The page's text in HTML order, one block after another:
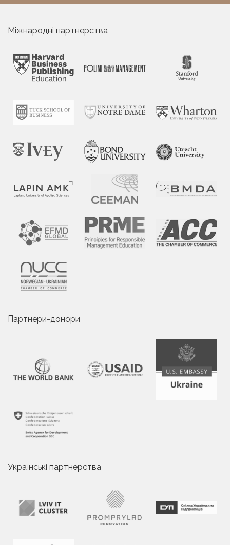
Міжнародні партнерства
Партнери-донори
Українські партнерства